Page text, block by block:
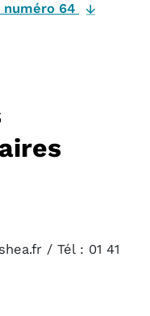
numéro 64
/ Tél : 01 41